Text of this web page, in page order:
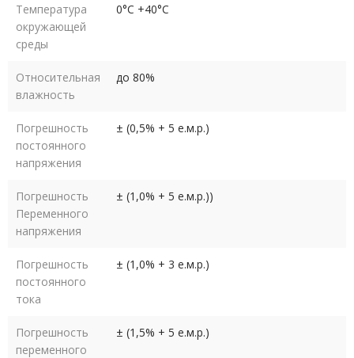
Температура
окружающей
среды
0°C +40°C
Относительная
влажность
до 80%
Погрешность
постоянного
напряжения
± (0,5% + 5 е.м.р.)
Погрешность
Переменного
напряжения
± (1,0% + 5 е.м.р.))
Погрешность
постоянного
тока
± (1,0% + 3 е.м.р.)
Погрешность
переменного
± (1,5% + 5 е.м.р.)